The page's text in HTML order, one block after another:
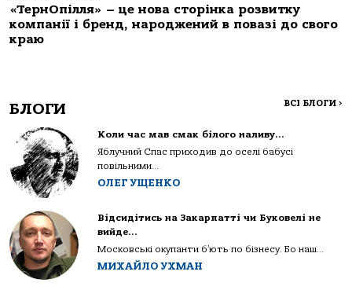
«ТернОпілля» – це нова сторінка розвитку
компанії і бренд, народжений в повазі до свого
краю
БЛОГИ ВСІ БЛОГИ >
Коли час мав смак білого наливу…
Яблучний Спас приходив до оселі бабусі
повільними...
ОЛЕГ УЩЕНКО
Відсидітись на Закарпатті чи Буковелі не
вийде…
Московські окупанти б’ють по бізнесу. Бо наш...
МИХАЙЛО УХМАН